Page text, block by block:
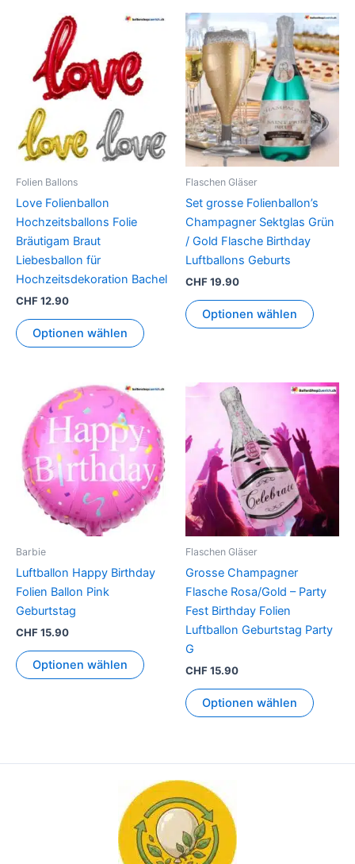
Folien Ballons
Love Folienballon
Hochzeitsballons Folie
Bräutigam Braut
Liebesballon für
Hochzeitsdekoration Bachel
CHF12.90
Optionen wählen
Dieses
mehrere
Varianten
Die
Optionen
Produktseite
gewählt
Flaschen Gläser
Set grosse Folienballon’s
Champagner Sektglas Grün
/ Gold Flasche Birthday
Luftballons Geburts
CHF19.90
Optionen wählen
Barbie
Luftballon Happy Birthday
Folien Ballon Pink
Geburtstag
CHF15.90
Optionen wählen
Flaschen Gläser
Grosse Champagner
Flasche Rosa/Gold – Party
Fest Birthday Folien
Luftballon Geburtstag Party
G
CHF15.90
Optionen wählen